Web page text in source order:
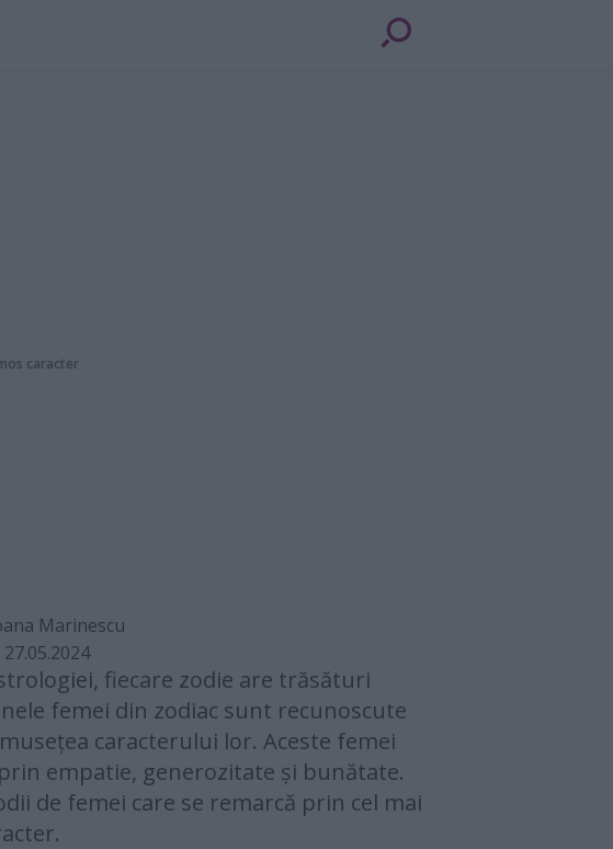
caracter
Marinescu
fiecare zodie are trăsături
femei din zodiac sunt recunoscute
caracterului lor. Aceste femei
empatie, generozitate și bunătate.
de femei care se remarcă prin cel mai